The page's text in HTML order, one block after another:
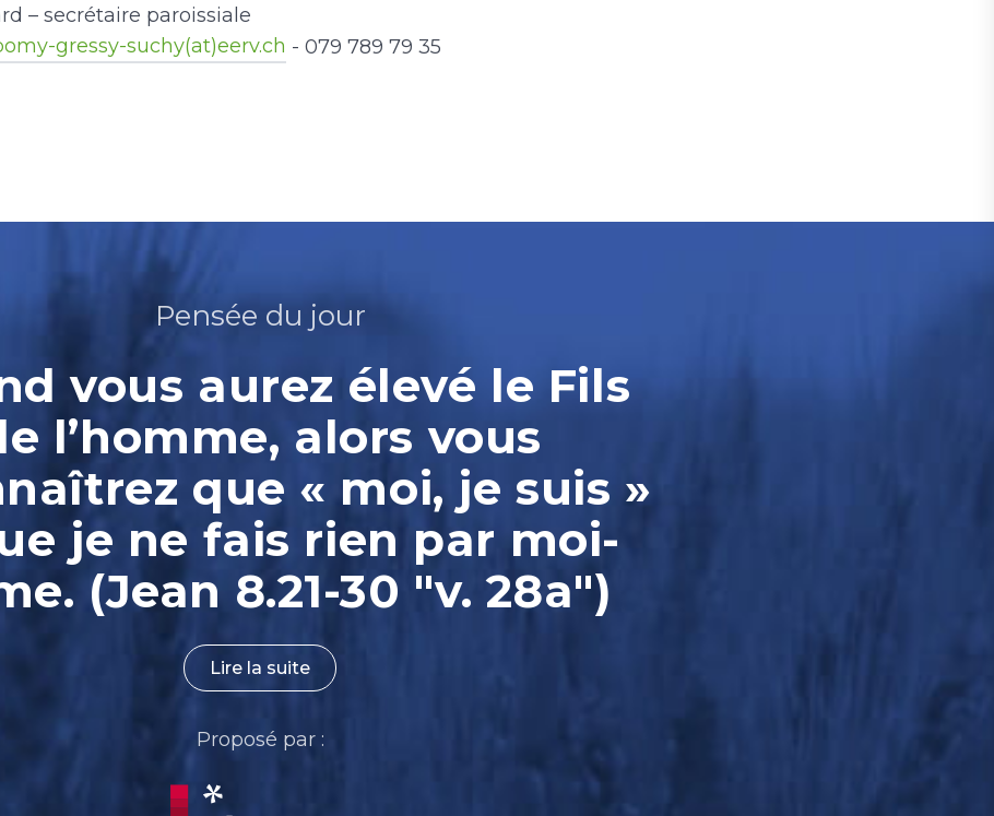
– secrétaire paroissiale
gressy-suchy(at)eerv.ch - 079 789 79 35
Pensée du jour
vous aurez élevé le Fils
l’homme, alors vous
que « moi, je suis »
je ne fais rien par moi-
(Jean 8.21-30 "v. 28a")
Lire la suite
Proposé par :